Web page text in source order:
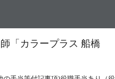
「カラープラス 船橋